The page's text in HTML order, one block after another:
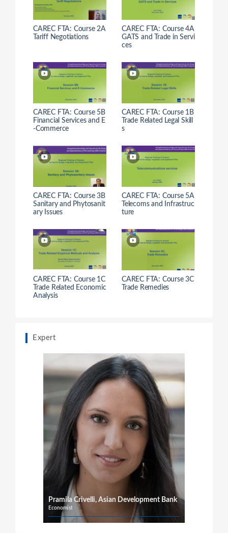
CAREC FTA: Course 2A
Tariff Negotiations
CAREC FTA: Course 4A
GATS and Trade in Servi
ces
CAREC FTA: Course 5B
Financial Services and E
-Commerce
CAREC FTA: Course 1B
Trade Related Legal Skill
s
CAREC FTA: Course 3B
Sanitary and Phytosanit
ary Issues
CAREC FTA: Course 5A
Telecoms and Infrastruc
ture
CAREC FTA: Course 1C
Trade Related Economic
Analysis
CAREC FTA: Course 3C
Trade Remedies
Expert
Pramila Crivelli, Asian Development Bank
Economist